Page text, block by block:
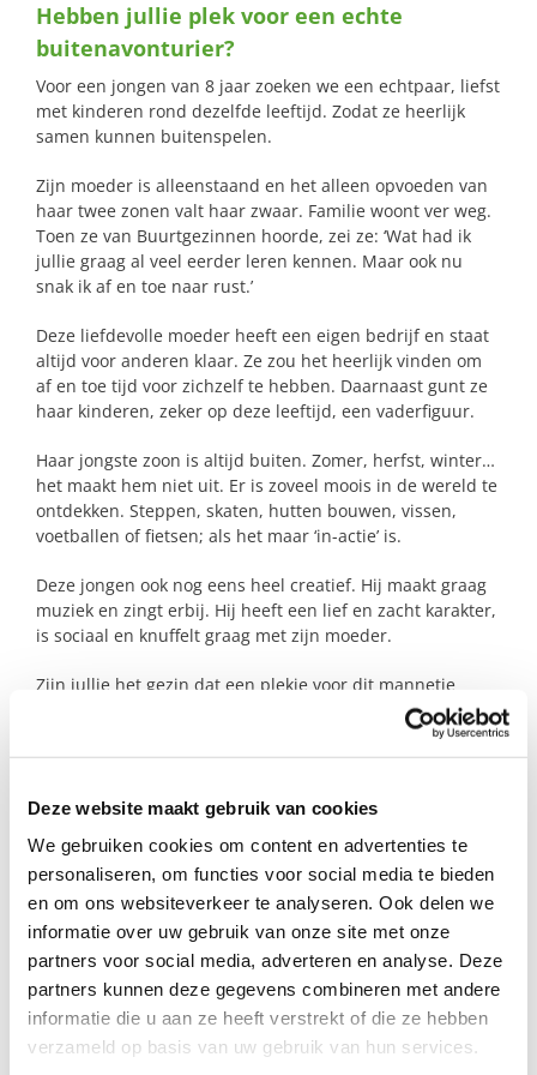
Deze website maakt gebruik van cookies
We gebruiken cookies om content en advertenties te
personaliseren, om functies voor social media te bieden
en om ons websiteverkeer te analyseren. Ook delen we
informatie over uw gebruik van onze site met onze
partners voor social media, adverteren en analyse. Deze
partners kunnen deze gegevens combineren met andere
informatie die u aan ze heeft verstrekt of die ze hebben
verzameld op basis van uw gebruik van hun services.
naar:
Hebben jullie plek voor een echte
buitenavonturier?
Voor een jongen van 8 jaar zoeken we een echtpaar, liefst
met kinderen rond dezelfde leeftijd. Zodat ze heerlijk
samen kunnen buitenspelen.
Zijn moeder is alleenstaand en het alleen opvoeden van
haar twee zonen valt haar zwaar. Familie woont ver weg.
Toen ze van Buurtgezinnen hoorde, zei ze: ‘Wat had ik
jullie graag al veel eerder leren kennen. Maar ook nu
snak ik af en toe naar rust.’
Deze liefdevolle moeder heeft een eigen bedrijf en staat
altijd voor anderen klaar. Ze zou het heerlijk vinden om
af en toe tijd voor zichzelf te hebben. Daarnaast gunt ze
haar kinderen, zeker op deze leeftijd, een vaderfiguur.
Haar jongste zoon is altijd buiten. Zomer, herfst, winter…
het maakt hem niet uit. Er is zoveel moois in de wereld te
ontdekken. Steppen, skaten, hutten bouwen, vissen,
voetballen of fietsen; als het maar ‘in-actie’ is.
Deze jongen ook nog eens heel creatief. Hij maakt graag
muziek en zingt erbij. Hij heeft een lief en zacht karakter,
is sociaal en knuffelt graag met zijn moeder.
Zijn jullie het gezin dat een plekje voor dit mannetje
Profiel steungezin
We zoeken een gezin met kinderen in de leeftijd
van 7 tot 10 jaar dat:
Deze jongen ontdekkings-ruimte biedt;
Met hem vader-activiteiten wil
ondernemen;
Beschikbaar is op de maandagmiddag,
woensdagmiddag of in het weekend;
In de buurt van Aldeboarn woont.